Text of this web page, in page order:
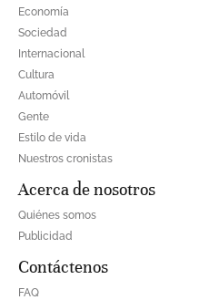
Economía
Sociedad
Internacional
Cultura
Automóvil
Gente
Estilo de vida
Nuestros cronistas
Acerca de nosotros
Quiénes somos
Publicidad
Contáctenos
FAQ